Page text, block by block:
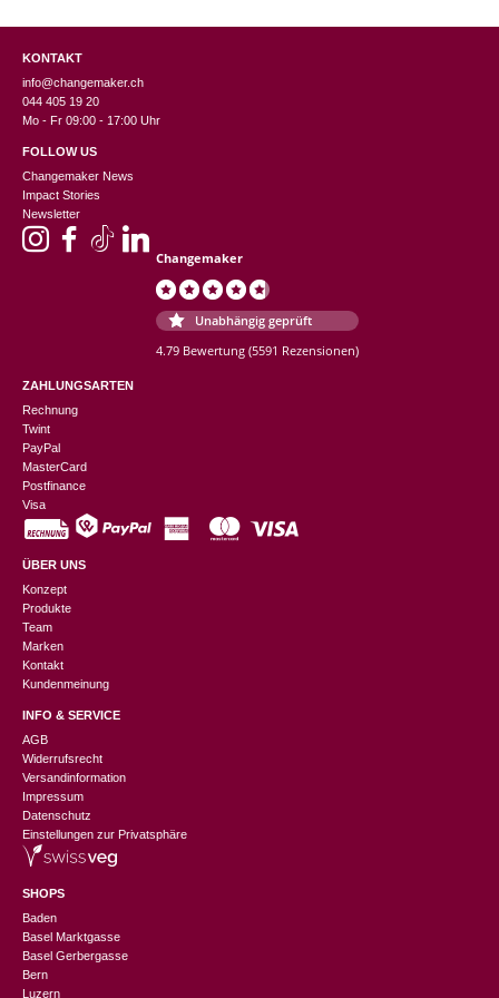
KONTAKT
info@changemaker.ch
044 405 19 20
Mo - Fr 09:00 - 17:00 Uhr
FOLLOW US
Changemaker News
Impact Stories
Newsletter
Changemaker
Unabhängig geprüft
4.79 Bewertung (5591 Rezensionen)
ZAHLUNGSARTEN
Rechnung
Twint
PayPal
MasterCard
Postfinance
Visa
ÜBER UNS
Konzept
Produkte
Team
Marken
Kontakt
Kundenmeinung
INFO & SERVICE
AGB
Widerrufsrecht
Versandinformation
Impressum
Datenschutz
Einstellungen zur Privatsphäre
SHOPS
Baden
Basel Marktgasse
Basel Gerbergasse
Bern
Luzern